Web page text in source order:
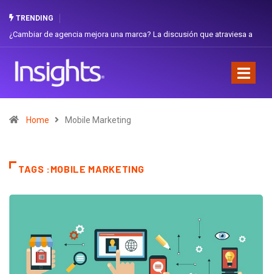
TRENDING
¿Cambiar de agencia mejora una marca? La discusión que atraviesa a
Home Mobile Marketing
TAGS :MOBILE MARKETING